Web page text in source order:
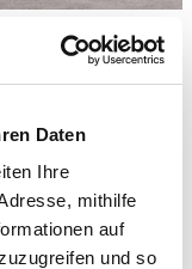
Daten
Ihre
mithilfe
auf
und so